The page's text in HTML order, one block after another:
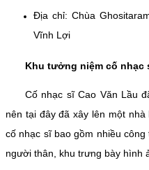
Địa chỉ: Chùa
Vĩnh Lợi
Khu tưởng niệm cố nhạc
Cố nhạc sĩ Cao Văn Lầu
nên tại đây đã xây lên một
cố nhạc sĩ bao gồm nhiều
người thân, khu trưng bày